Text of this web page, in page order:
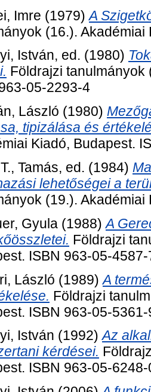
Imre (1979)A
(16.).
István, ed. (1980)
Földrajzi tanulmányok
05-2293-4
László (1980)
tipizálása és
Kiadó, Budapest.
Tamás, ed. (1984)
lehetőségei a
(19.).
Gyula (1988)A
Földrajzi
ISBN 963-05-4587-
László (1989)A
Földrajzi
ISBN 963-05-5361-
István (1992)Az
kérdései.
ISBN 963-05-6248-